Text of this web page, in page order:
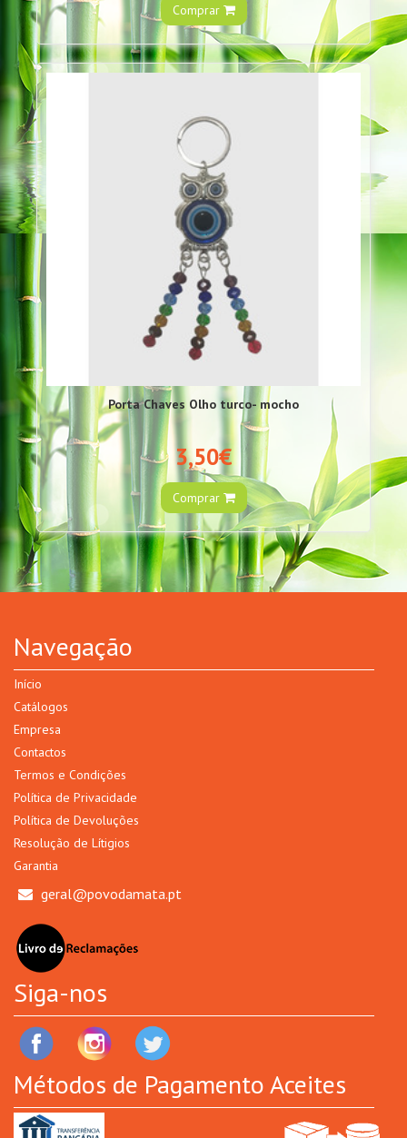
Comprar
Porta Chaves Olho turco- mocho
3,50€
Comprar
Navegação
Início
Catálogos
Empresa
Contactos
Termos e Condições
Política de Privacidade
Política de Devoluções
Resolução de Lítigios
Garantia
geral@povodamata.pt
Siga-nos
Métodos de Pagamento Aceites